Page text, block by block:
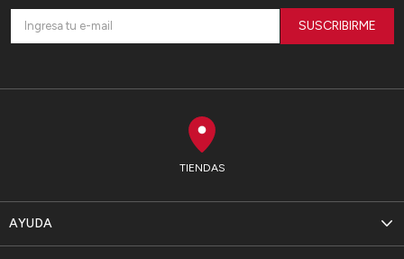
TIENDAS
AYUDA
SUSCRIBIRME